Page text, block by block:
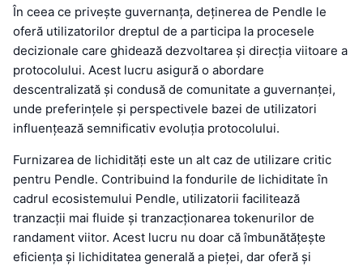
În ceea ce privește guvernanța, deținerea de Pendle le
oferă utilizatorilor dreptul de a participa la procesele
decizionale care ghidează dezvoltarea și direcția viitoare a
protocolului. Acest lucru asigură o abordare
descentralizată și condusă de comunitate a guvernanței,
unde preferințele și perspectivele bazei de utilizatori
influențează semnificativ evoluția protocolului.
Furnizarea de lichidități este un alt caz de utilizare critic
pentru Pendle. Contribuind la fondurile de lichiditate în
cadrul ecosistemului Pendle, utilizatorii facilitează
tranzacții mai fluide și tranzacționarea tokenurilor de
randament viitor. Acest lucru nu doar că îmbunătățește
eficiența și lichiditatea generală a pieței, dar oferă și